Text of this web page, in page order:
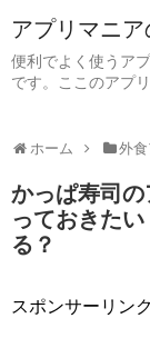
アプリマニア
便利でよく使うア
です。ここのアプ
ホーム 外食
かっぱ寿司
っておきた
る？
スポンサーリンク